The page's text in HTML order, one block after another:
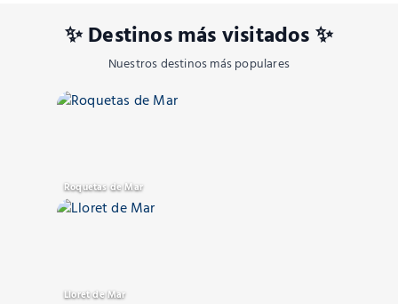
✨ Destinos más visitados ✨
Nuestros destinos más populares
Roquetas de Mar
Lloret de Mar